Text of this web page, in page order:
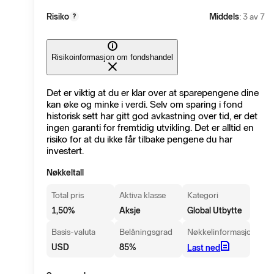
Risiko ? Middels: 3 av 7
Risikoinformasjon om fondshandel
Det er viktig at du er klar over at sparepengene dine
kan øke og minke i verdi. Selv om sparing i fond
historisk sett har gitt god avkastning over tid, er det
ingen garanti for fremtidig utvikling. Det er alltid en
risiko for at du ikke får tilbake pengene du har
investert.
Nøkkeltall
Total pris
1,50%
Aktiva klasse
Aksje
Kategori
Global Utbytte
Basis-valuta
USD
Belåningsgrad
85%
Nøkkelinformasjon
Last ned